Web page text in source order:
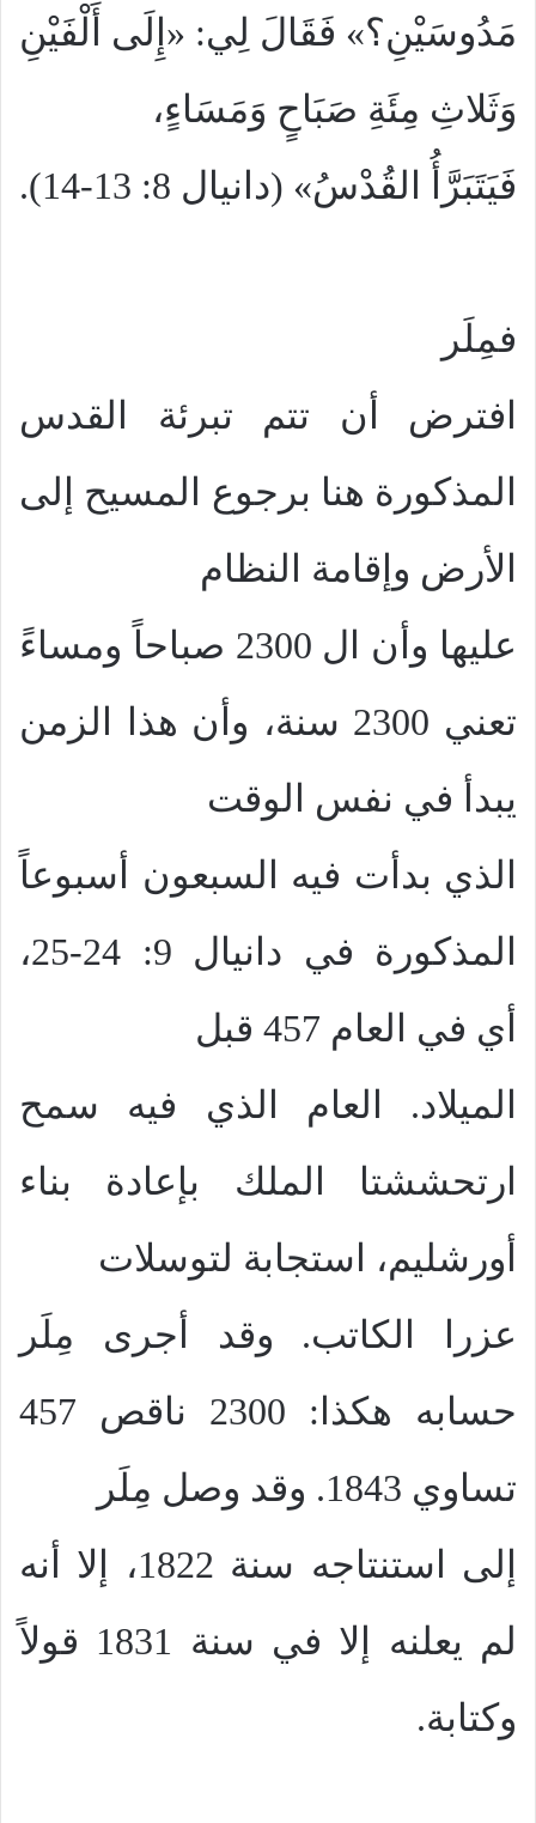
مَدُوسَيْنِ؟» فَقَالَ لِي: «إِلَى أَلْفَيْنِ
وَثَلاثِ مِئَةِ صَبَاحٍ وَمَسَاءٍ،
فَيَتَبَرَّأُ القُدْسُ» (دانيال 8: 13-14).
فمِلَر
افترض أن تتم تبرئة القدس
المذكورة هنا برجوع المسيح إلى
الأرض وإقامة النظام
عليها وأن ال 2300 صباحاً ومساءً
تعني 2300 سنة، وأن هذا الزمن
يبدأ في نفس الوقت
الذي بدأت فيه السبعون أسبوعاً
المذكورة في دانيال 9: 24-25،
أي في العام 457 قبل
الميلاد. العام الذي فيه سمح
ارتحششتا الملك بإعادة بناء
أورشليم، استجابة لتوسلات
عزرا الكاتب. وقد أجرى مِلَر
حسابه هكذا: 2300 ناقص 457
تساوي 1843. وقد وصل مِلَر
إلى استنتاجه سنة 1822، إلا أنه
لم يعلنه إلا في سنة 1831 قولاً
وكتابة.